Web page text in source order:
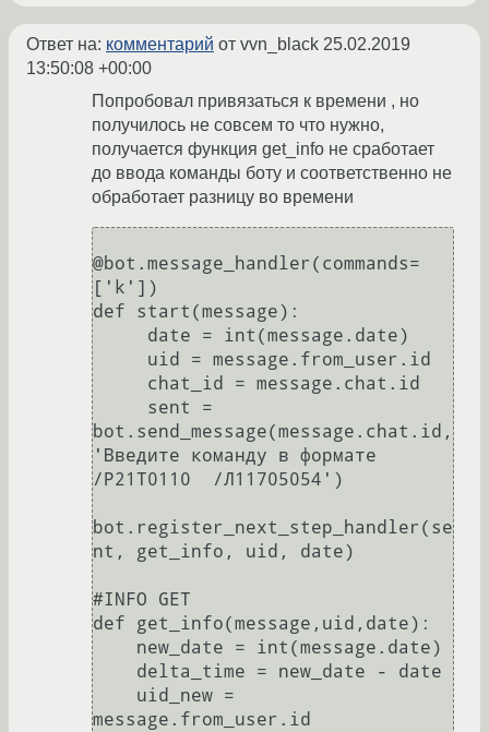
Ответ на: комментарий от vvn_black 25.02.2019
13:50:08 +00:00
Попробовал привязаться к времени , но
получилось не совсем то что нужно,
получается функция get_info не сработает
до ввода команды боту и соответственно не
обработает разницу во времени
@bot.message_handler(commands=
['k'])
def start(message):
bot.send_message(message.chat.id,
'Введите команду в формате
/P21T0110  /Л11705054')
bot.register_next_step_handler(se
nt, get_info, uid, date)
#INFO GET
def get_info(message,uid,date):
message.from_user.id